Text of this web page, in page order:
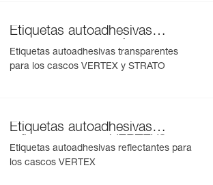
Etiquetas autoadhesivas
transparentes para los cascos
VERTEX y STRATO
Etiquetas autoadhesivas transparentes
para los cascos VERTEX y STRATO
Etiquetas autoadhesivas
reflectantes para VERTEX
Etiquetas autoadhesivas reflectantes para
los cascos VERTEX